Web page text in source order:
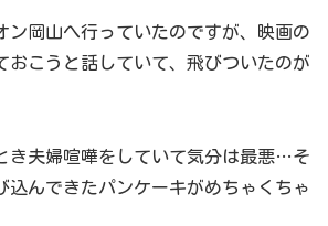
ン岡山へ行っていたのですが、映画の
おこうと話していて、飛びついたのが
き夫婦喧嘩をしていて気分は最悪…そ
込んできたパンケーキがめちゃくちゃ